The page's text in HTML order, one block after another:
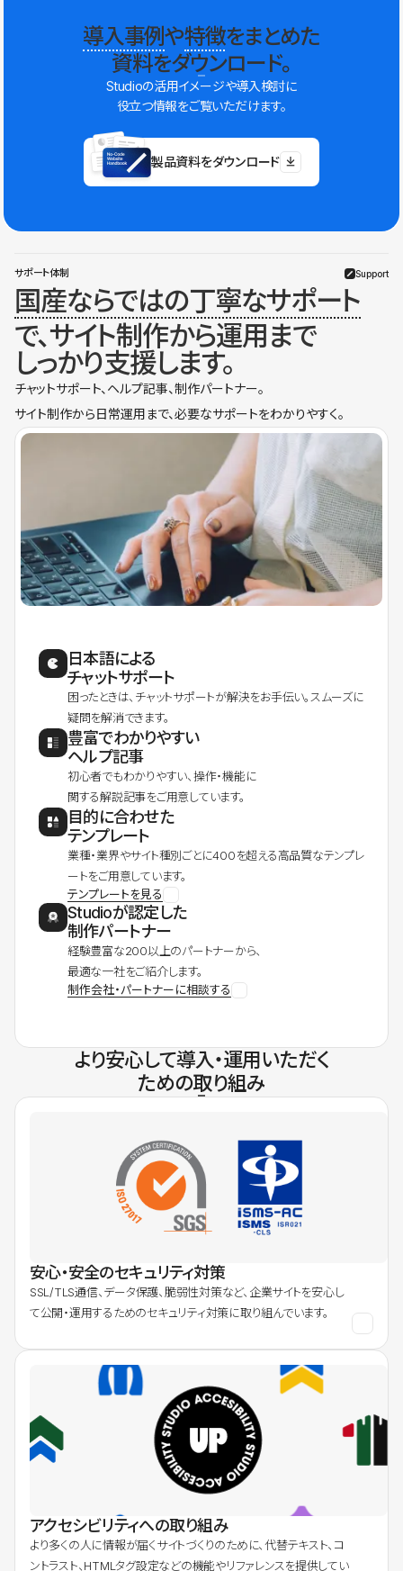
導入事例や特徴をまとめた
資料をダウンロード。
Studioの活用イメージや導入検討に
役立つ情報をご覧いただけます。
製品資料をダウンロード
サポート体制 Support
国産ならではの丁寧なサポート
で、サイト制作から運用まで
しっかり支援します。
チャットサポート、ヘルプ記事、制作パートナー。
サイト制作から日常運用まで、必要なサポートをわかりやすく。
日本語による
チャットサポート
困ったときは、チャットサポートが解決をお手伝い。スムーズに
疑問を解消できます。
豊富でわかりやすい
ヘルプ記事
初心者でもわかりやすい、操作・機能に
関する解説記事をご用意しています。
目的に合わせた
テンプレート
業種・業界やサイト種別ごとに400を超える高品質なテンプレ
ートをご用意しています。
テンプレートを見る
Studioが認定した
制作パートナー
経験豊富な200以上のパートナーから、
最適な一社をご紹介します。
制作会社・パートナーに相談する
より安心して導入・運用いただく
ための取り組み
安心・安全のセキュリティ対策
SSL/TLS通信、データ保護、脆弱性対策など、企業サイトを安心し
て公開・運用するためのセキュリティ対策に取り組んでいます。
アクセシビリティへの取り組み
より多くの人に情報が届くサイトづくりのために、代替テキスト、コ
ントラスト、HTMLタグ設定などの機能やリファレンスを提供してい